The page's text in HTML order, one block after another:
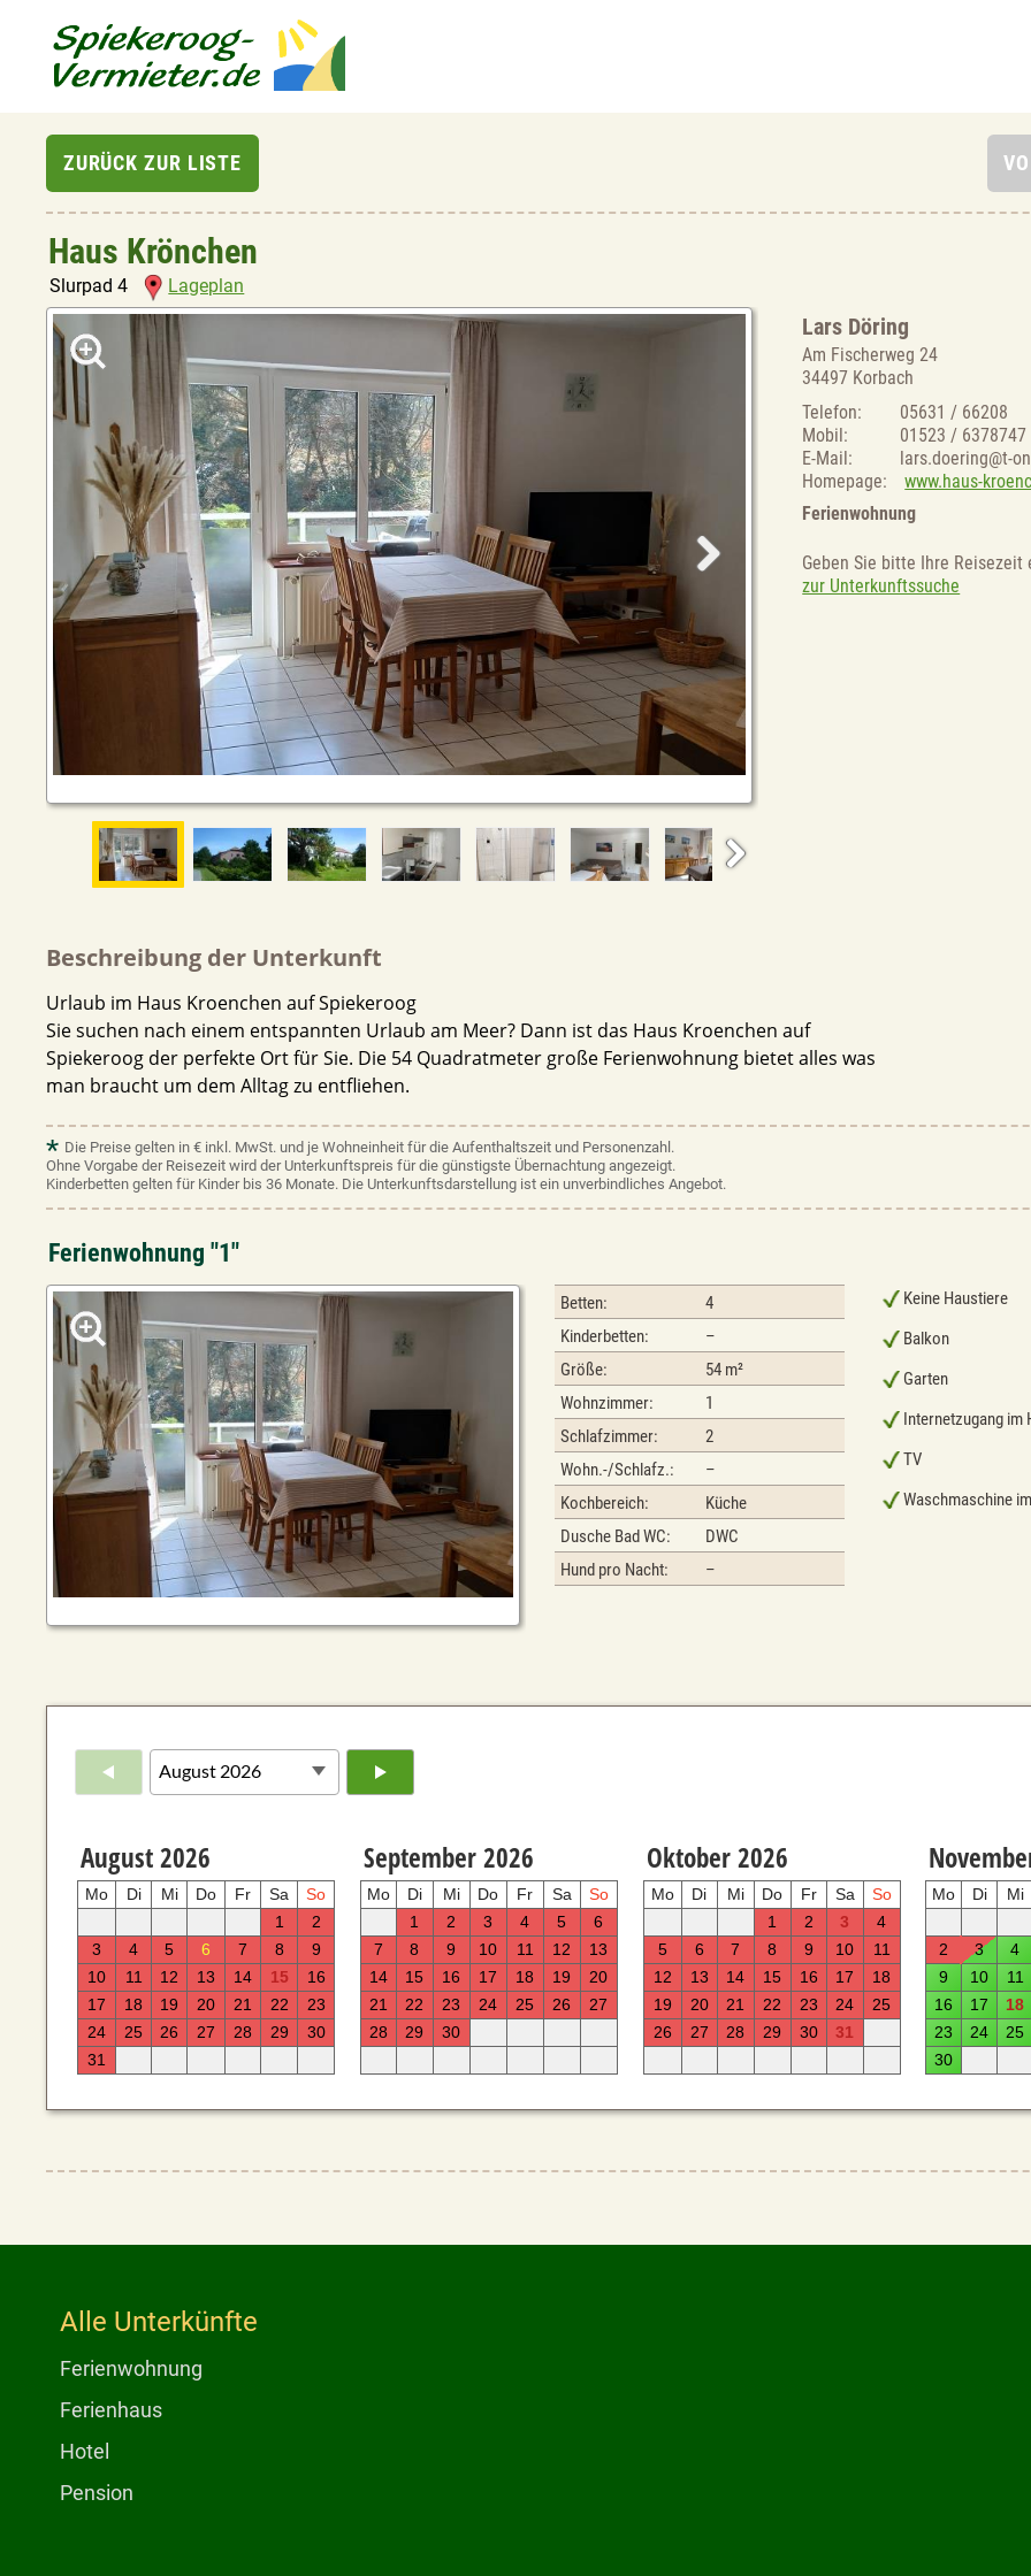
Haus Krönchen
Slurpad 4 Lageplan
Lars Döring
Am Fischerweg 24
34497 Korbach
Telefon:
05631 / 66208
Mobil:
01523 / 6378747
E-Mail:
lars.doering@t-
Homepage:
www.haus-
Ferienwohnung
Geben Sie bitte Ihre Reisezeit
zur Unterkunftssuche
Beschreibung der Unterkunft
Urlaub im Haus Kroenchen auf Spiekeroog
Sie suchen nach einem entspannten Urlaub am Meer? Dann ist das Haus Kroenchen auf
Spiekeroog der perfekte Ort für Sie. Die 54 Quadratmeter große Ferienwohnung bietet alles was
man braucht um dem Alltag zu entfliehen.
* Die Preise gelten in € inkl. MwSt. und je Wohneinheit für die Aufenthaltszeit und Personenzahl.
Ohne Vorgabe der Reisezeit wird der Unterkunftspreis für die günstigste Übernachtung angezeigt.
Kinderbetten gelten für Kinder bis 36 Monate. Die Unterkunftsdarstellung ist ein unverbindliches Angebot.
Ferienwohnung "1"
Betten:
4
Kinderbetten:
–
Größe:
54 m²
Wohnzimmer:
1
Schlafzimmer:
2
Wohn.-/Schlafz.:
–
Kochbereich:
Küche
Dusche Bad WC:
DWC
Hund pro Nacht:
–
Keine Haustiere
Balkon
Garten
Internetzugang im
TV
Waschmaschine
Alle Unterkünfte
Ferienwohnung
Ferienhaus
Hotel
Pension